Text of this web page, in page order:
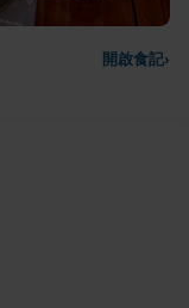
開啟食記›